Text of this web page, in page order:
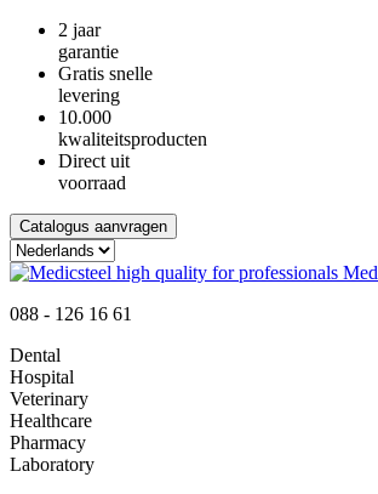
2 jaar
garantie
Gratis snelle
levering
10.000
kwaliteitsproducten
Direct uit
voorraad
Catalogus aanvragen
088 - 126 16 61
Dental
Hospital
Veterinary
Healthcare
Pharmacy
Laboratory